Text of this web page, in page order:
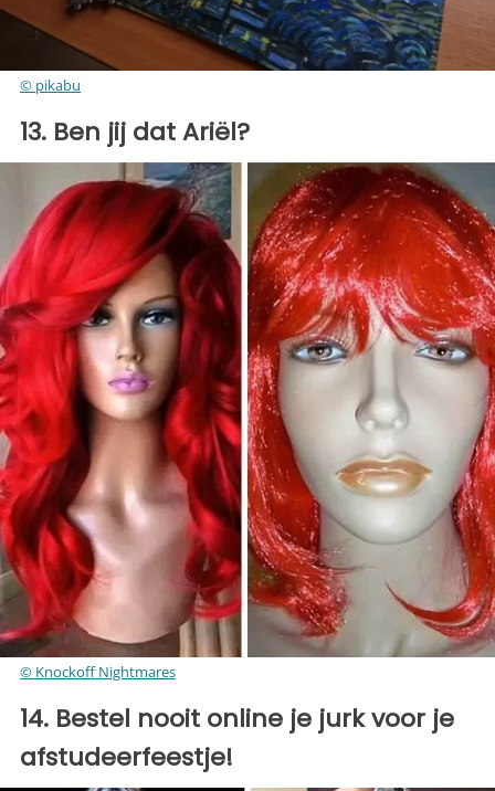
© pikabu
13. Ben jij dat Ariël?
© Knockoff Nightmares
14. Bestel nooit online je jurk voor je
afstudeerfeestje!